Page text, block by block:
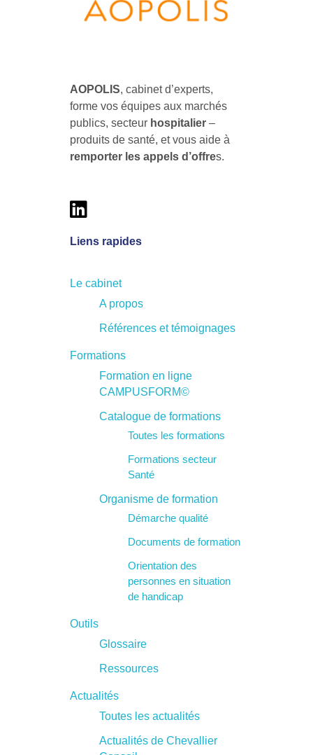
AOPOLIS, cabinet d’experts,
forme vos équipes aux marchés
publics, secteur hospitalier –
produits de santé, et vous aide à
remporter les appels d’offres.
Liens rapides
Le cabinet
A propos
Références et témoignages
Formations
Formation en ligne
CAMPUSFORM©
Catalogue de formations
Toutes les formations
Formations secteur
Santé
Organisme de formation
Démarche qualité
Documents de formation
Orientation des
personnes en situation
de handicap
Outils
Glossaire
Ressources
Actualités
Toutes les actualités
Actualités de Chevallier